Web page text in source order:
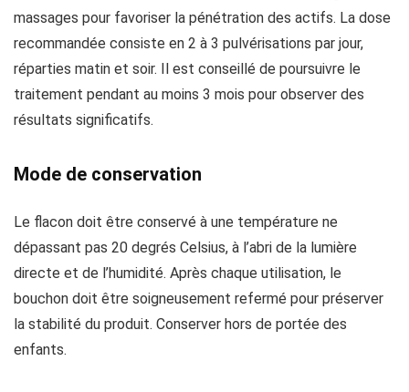
massages pour favoriser la pénétration des actifs. La dose
recommandée consiste en 2 à 3 pulvérisations par jour,
réparties matin et soir. Il est conseillé de poursuivre le
traitement pendant au moins 3 mois pour observer des
résultats significatifs.
Mode de conservation
Le flacon doit être conservé à une température ne
dépassant pas 20 degrés Celsius, à l’abri de la lumière
directe et de l’humidité. Après chaque utilisation, le
bouchon doit être soigneusement refermé pour préserver
la stabilité du produit. Conserver hors de portée des
enfants.